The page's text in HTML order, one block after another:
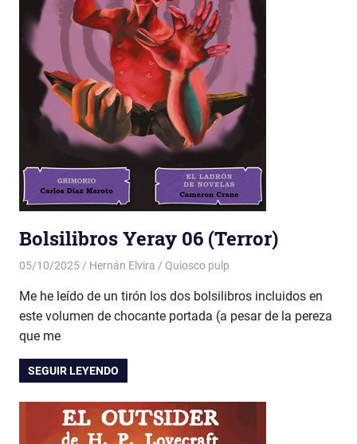
Bolsilibros Yeray 06 (Terror)
05/10/2025 Hernán Elvira Quiosco pulp
Me he leído de un tirón los dos bolsilibros incluidos en
este volumen de chocante portada (a pesar de la pereza
que me
SEGUIR LEYENDO